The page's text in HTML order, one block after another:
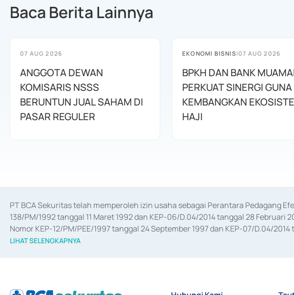
Baca Berita Lainnya
07 AUG 2026
ANGGOTA DEWAN
KOMISARIS NSSS
BERUNTUN JUAL SAHAM DI
PASAR REGULER
EKONOMI BISNIS|07 AUG 2026
BPKH DAN BANK
PERKUAT SINERGI GUNA
KEMBANGKAN
HAJI
PT BCA Sekuritas telah memperoleh izin usaha sebagai Perantara Pedagang
138/PM/1992 tanggal 11 Maret 1992 dan KEP-06/D.04/2014 tanggal 28
Nomor KEP-12/PM/PEE/1997 tanggal 24 September 1997 dan KEP-07/D.04/
merger, akuisisi, divestasi, dan
LIHAT SELENGKAPNYA